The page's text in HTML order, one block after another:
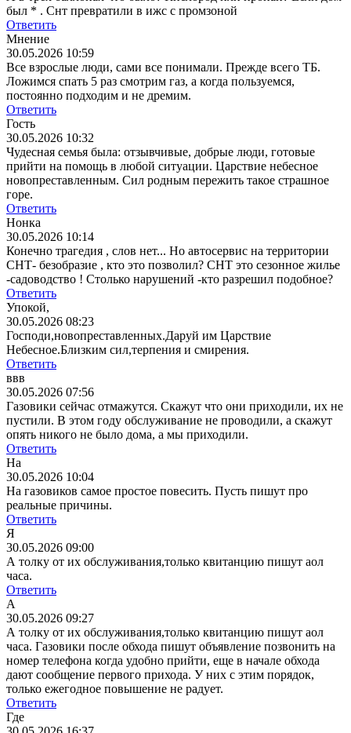
был * . Снт превратили в ижс с промзоной
Ответить
Мнение
30.05.2026 10:59
Все взрослые люди, сами все понимали. Прежде всего ТБ.
Ложимся спать 5 раз смотрим газ, а когда пользуемся,
постоянно подходим и не дремим.
Ответить
Гость
30.05.2026 10:32
Чудесная семья была: отзывчивые, добрые люди, готовые
прийти на помощь в любой ситуации. Царствие небесное
новопреставленным. Сил родным пережить такое страшное
горе.
Ответить
Нонка
30.05.2026 10:14
Конечно трагедия , слов нет... Но автосервис на территории
СНТ- безобразие , кто это позволил? СНТ это сезонное жилье
-садоводство ! Столько нарушений -кто разрешил подобное?
Ответить
Упокой,
30.05.2026 08:23
Господи,новопреставленных.Даруй им Царствие
Небесное.Близким сил,терпения и смирения.
Ответить
ввв
30.05.2026 07:56
Газовики сейчас отмажутся. Скажут что они приходили, их не
пустили. В этом году обслуживание не проводили, а скажут
опять никого не было дома, а мы приходили.
Ответить
На
30.05.2026 10:04
На газовиков самое простое повесить. Пусть пишут про
реальные причины.
Ответить
Я
30.05.2026 09:00
А толку от их обслуживания,только квитанцию пишут аол
часа.
Ответить
А
30.05.2026 09:27
А толку от их обслуживания,только квитанцию пишут аол
часа. Газовики после обхода пишут объявление позвонить на
номер телефона когда удобно прийти, еще в начале обхода
дают сообщение первого прихода. У них с этим порядок,
только ежегодное повышение не радует.
Ответить
Где